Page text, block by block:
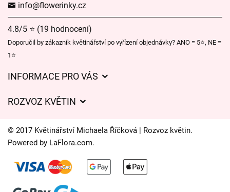
info@flowerinky.cz
4.8/5 ⭐ (19 hodnocení)
Doporučil by zákazník květinářství po vyřízení objednávky? ANO = 5⭐, NE =
1⭐
INFORMACE PRO VÁS
Často kladené dotazy
O nás
Časy doručení květin – přehled možností
ROZVOZ KVĚTIN
Kam doručujeme květiny
Kontakt
© 2017 Květinářství Michaela Říčková | Rozvoz květin.
Powered by LaFlora.com.